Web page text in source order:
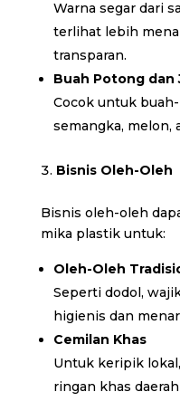
Warna segar dari
terlihat lebih
transparan.
Buah Potong dan
Cocok untuk
semangka, melon,
Bisnis Oleh-Oleh
Bisnis oleh-oleh
mika plastik untuk:
Oleh-Oleh
Seperti dodol,
higienis dan
Cemilan Khas
Untuk keripik
ringan khas